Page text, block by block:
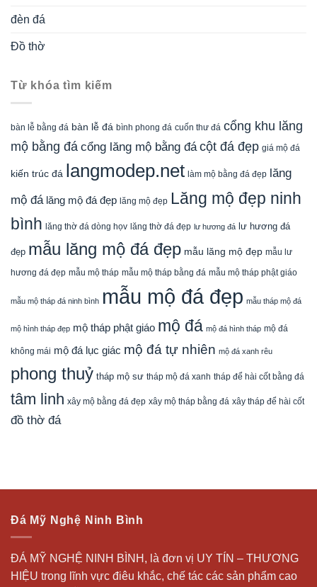
đèn đá
Đồ thờ
Từ khóa tìm kiếm
bàn lễ bằng đá bàn lễ đá bình phong đá cuốn thư đá cổng khu lăng
mộ bằng đá cổng lăng mộ bằng đá cột đá đẹp giá mộ đá
kiến trúc đá langmodep.net làm mộ bằng đá đẹp lăng
mộ đá lăng mộ đá đẹp lăng mộ đẹp Lăng mộ đẹp ninh
bình lăng thờ đá dòng họv lăng thờ đá đẹp lư hương đá lư hương đá
đẹp mẫu lăng mộ đá đẹp mẫu lăng mộ đẹp mẫu lư
hương đá đẹp mẫu mộ tháp mẫu mộ tháp bằng đá mẫu mộ tháp phật giáo
mẫu mộ tháp đá ninh bình mẫu mộ đá đẹp mẫu tháp mộ đá
mộ hình tháp đẹp mộ tháp phật giáo mộ đá mộ đá hình tháp mộ đá
không mái mộ đá lục giác mộ đá tự nhiên mộ đá xanh rêu
phong thuỷ tháp mộ sư tháp mộ đá xanh tháp để hài cốt bằng đá
tâm linh xây mộ bằng đá đẹp xây mộ tháp bằng đá xây tháp để hài cốt
đồ thờ đá
Đá Mỹ Nghệ Ninh Bình
ĐÁ MỸ NGHỆ NINH BÌNH, là đơn vị UY TÍN – THƯƠNG
HIỆU trong lĩnh vực điêu khắc, chế tác các sản phẩm cao